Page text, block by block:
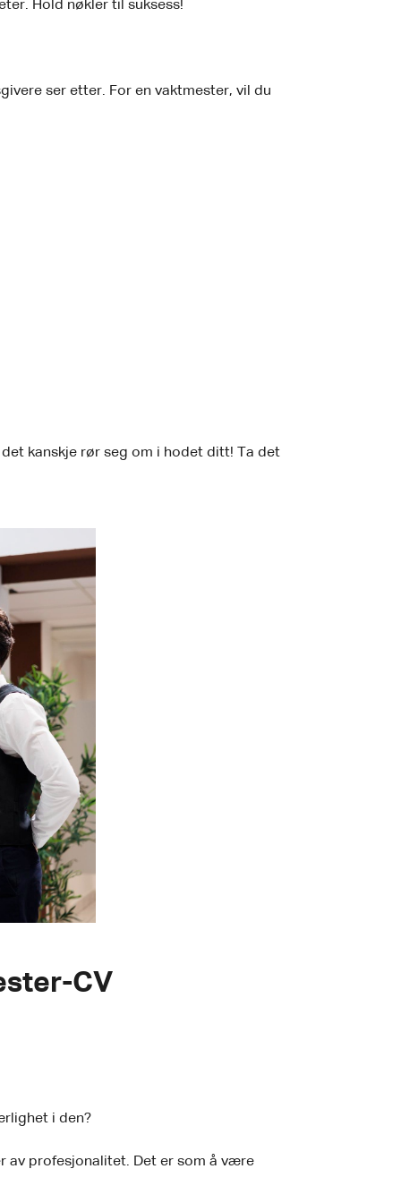
Hold nøkler til suksess!
ser etter. For en vaktmester, vil du
kanskje rør seg om i hodet ditt! Ta det
CV
i den?
av profesjonalitet. Det er som å være